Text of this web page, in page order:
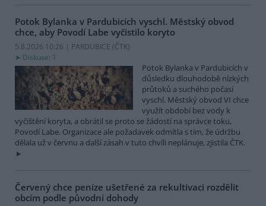
Potok Bylanka v Pardubicích vyschl. Městský obvod
chce, aby Povodí Labe vyčistilo koryto
5.8.2026 10:26 | PARDUBICE (ČTK)
Diskuse: 1
Potok Bylanka v Pardubicích v
důsledku dlouhodobě nízkých
průtoků a suchého počasí
vyschl. Městský obvod VI chce
využít období bez vody k
vyčištění koryta, a obrátil se proto se žádostí na správce toku,
Povodí Labe. Organizace ale požadavek odmítla s tím, že údržbu
dělala už v červnu a další zásah v tuto chvíli neplánuje, zjistila ČTK.
Červený chce peníze ušetřené za rekultivaci rozdělit
obcím podle původní dohody